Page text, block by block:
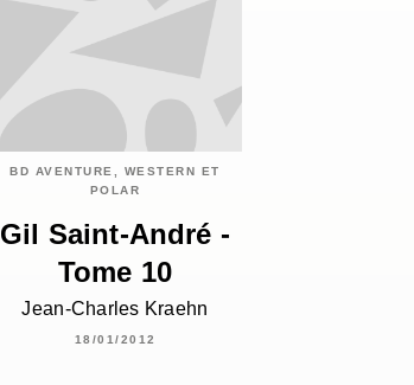
BD AVENTURE, WESTERN ET
POLAR
Gil Saint-André -
Tome 10
Jean-Charles Kraehn
18/01/2012